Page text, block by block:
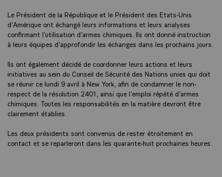
Le Président de la République et le Président des Etats-Unis
d’Amérique ont échangé leurs informations et leurs analyses
confirmant l’utilisation d’armes chimiques. Ils ont donné instruction
à leurs équipes d’approfondir les échanges dans les prochains jours.
Ils ont également décidé de coordonner leurs actions et leurs
initiatives au sein du Conseil de Sécurité des Nations unies qui doit
se réunir ce lundi 9 avril à New York, afin de condamner le non-
respect de la résolution 2401, ainsi que l’emploi répété d’armes
chimiques. Toutes les responsabilités en la matière devront être
clairement établies.
Les deux présidents sont convenus de rester étroitement en
contact et se reparleront dans les quarante-huit prochaines heures.